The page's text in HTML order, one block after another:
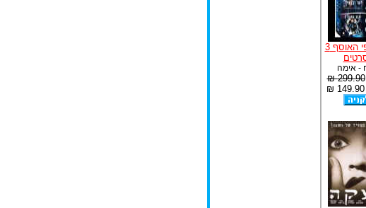
יעד סופי האוסף 3
- אימה
299.90 ₪